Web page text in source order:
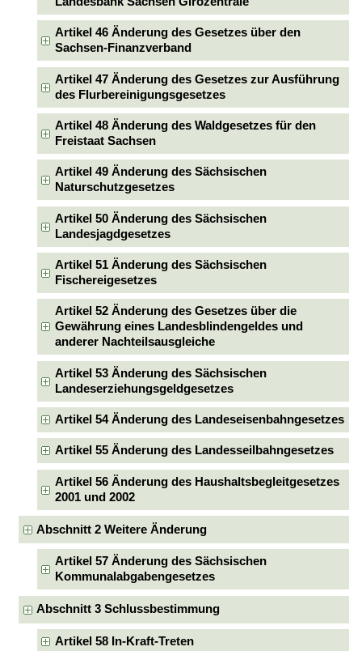
Artikel 46 Änderung des Gesetzes über den
Sachsen-Finanzverband
Artikel 47 Änderung des Gesetzes zur Ausführung
des Flurbereinigungsgesetzes
Artikel 48 Änderung des Waldgesetzes für den
Freistaat Sachsen
Artikel 49 Änderung des Sächsischen
Naturschutzgesetzes
Artikel 50 Änderung des Sächsischen
Landesjagdgesetzes
Artikel 51 Änderung des Sächsischen
Fischereigesetzes
Artikel 52 Änderung des Gesetzes über die
Gewährung eines Landesblindengeldes und
anderer Nachteilsausgleiche
Artikel 53 Änderung des Sächsischen
Landeserziehungsgeldgesetzes
Artikel 54 Änderung des Landeseisenbahngesetzes
Artikel 55 Änderung des Landesseilbahngesetzes
Artikel 56 Änderung des Haushaltsbegleitgesetzes
2001 und 2002
Abschnitt 2 Weitere Änderung
Artikel 57 Änderung des Sächsischen
Kommunalabgabengesetzes
Abschnitt 3 Schlussbestimmung
Artikel 58 In-Kraft-Treten